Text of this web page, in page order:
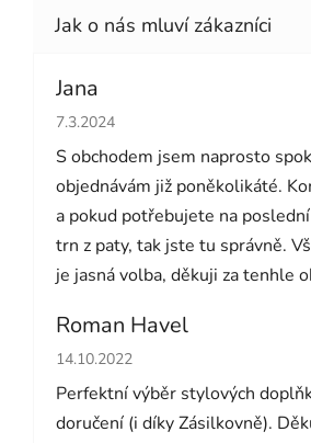
Jana
Hodnocení obchodu je 5 z 5
7.3.2024
S obchodem jsem naprosto
objednávám již poněkolikáté.
a pokud potřebujete na
trn z paty, tak jste tu správně.
je jasná volba, děkuji za tenhle
Roman Havel
Hodnocení obchodu je 5 z 5
14.10.2022
Perfektní výběr stylových
doručení (i díky Zásilkovně).